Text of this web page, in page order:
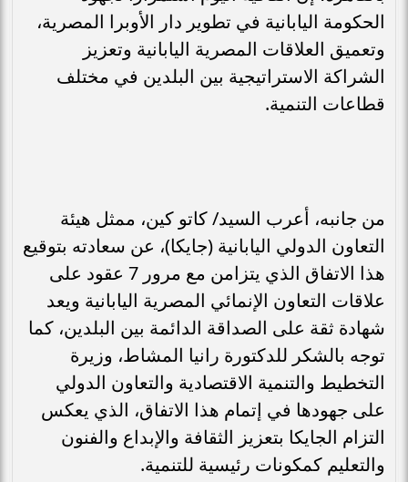
الحكومة اليابانية في تطوير دار الأوبرا المصرية،
وتعميق العلاقات المصرية اليابانية وتعزيز
الشراكة الاستراتيجية بين البلدين في مختلف
قطاعات التنمية.
من جانبه، أعرب السيد/ كاتو كين، ممثل هيئة
التعاون الدولي اليابانية (جايكا)، عن سعادته بتوقيع
هذا الاتفاق الذي يتزامن مع مرور 7 عقود على
علاقات التعاون الإنمائي المصرية اليابانية ويعد
شهادة ثقة على الصداقة الدائمة بين البلدين، كما
توجه بالشكر للدكتورة رانيا المشاط، وزيرة
التخطيط والتنمية الاقتصادية والتعاون الدولي
على جهودها في إتمام هذا الاتفاق، الذي يعكس
التزام الجايكا بتعزيز الثقافة والإبداع والفنون
والتعليم كمكونات رئيسية للتنمية.